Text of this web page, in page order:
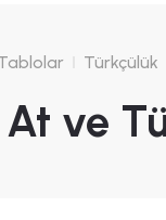
Türkçülük
ve